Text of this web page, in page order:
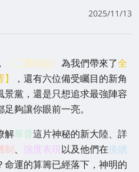
2025/11/13
《二重螺旋》 為我們帶來了全
，還有六位備受矚目的新角
黨，還是只想追求最強陣容
夠讓你眼前一亮。
解華胥這片神秘的新大陸、詳
制、 強度表現以及他們在後續
命運的算籌已經落下，神明的